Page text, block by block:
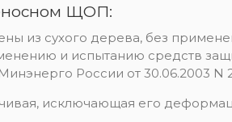
ЩОП:
из сухого дерева, без
и испытанию средств
России от 30.06.2003 N
исключающая его